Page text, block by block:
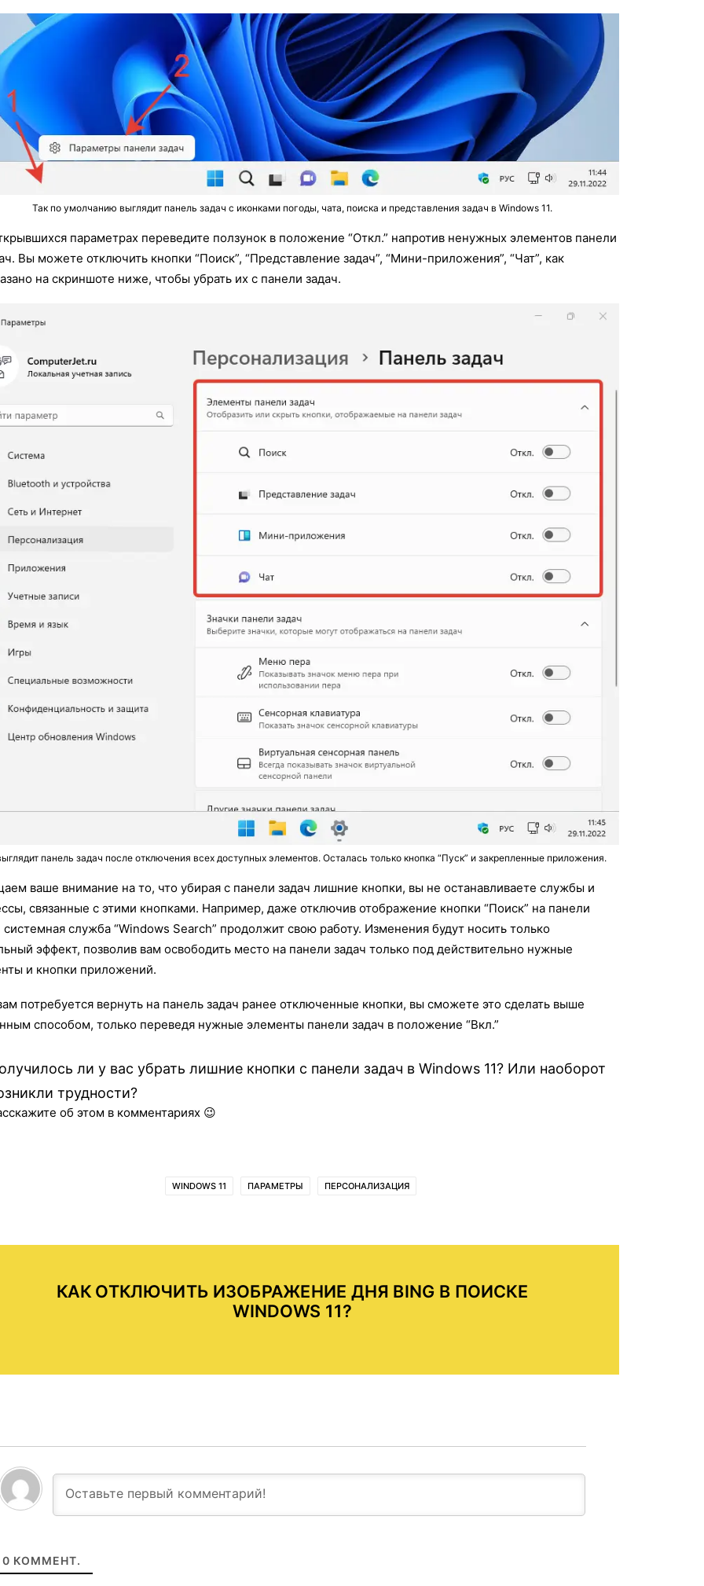
Так по умолчанию выглядит панель задач с иконками погоды, чата, поиска и представления задач в Windows 11.
параметрах переведите ползунок в положение “Откл.” напротив ненужных элементов панели
Вы можете отключить кнопки “Поиск”, “Представление задач”, “Мини-приложения”, “Чат”, как
на скриншоте ниже, чтобы убрать их с панели задач.
панель задач после отключения всех доступных элементов. Осталась только кнопка “Пуск” и закрепленные приложения.
ваше внимание на то, что убирая с панели задач лишние кнопки, вы не останавливаете службы и
связанные с этими кнопками. Например, даже отключив отображение кнопки “Поиск” на панели
системная служба “Windows Search” продолжит свою работу. Изменения будут носить только
эффект, позволив вам освободить место на панели задач только под действительно нужные
и кнопки приложений.
потребуется вернуть на панель задач ранее отключенные кнопки, вы сможете это сделать выше
способом, только переведя нужные элементы панели задач в положение “Вкл.”
ли у вас убрать лишние кнопки с панели задач в Windows 11? Или наоборот
трудности?
об этом в комментариях 😉
WINDOWS 11 ПАРАМЕТРЫ ПЕРСОНАЛИЗАЦИЯ
КАК ОТКЛЮЧИТЬ ИЗОБРАЖЕНИЕ ДНЯ BING В ПОИСКЕ
WINDOWS 11?
0 КОММЕНТ.